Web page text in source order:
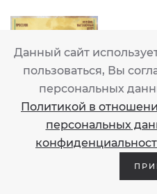
23 мая
Данный сайт
пользоваться, Вы
персональных
Политикой в
персональных